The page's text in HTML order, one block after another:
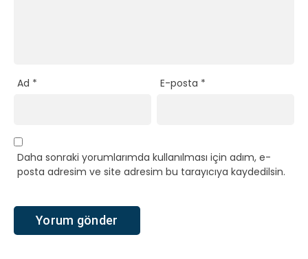
Ad * E-posta *
Daha sonraki yorumlarımda kullanılması için adım, e-
posta adresim ve site adresim bu tarayıcıya kaydedilsin.